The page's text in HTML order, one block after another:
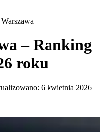
Warszawa
– Ranking
roku
6 kwietnia 2026